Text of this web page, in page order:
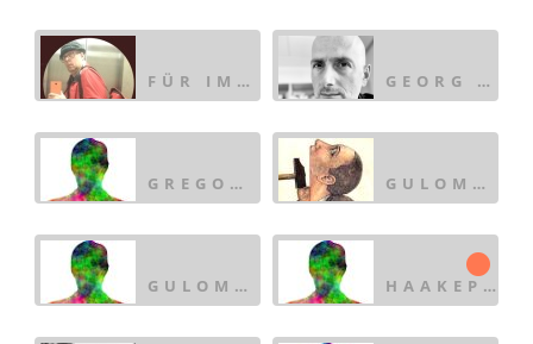
FÜR IMMER UND EWIG GEORG VAN AKIS
GREGOR_DEE GULOME BRAILLARD
GULOME BRAILLARD ( � HAAKEPIEPSN